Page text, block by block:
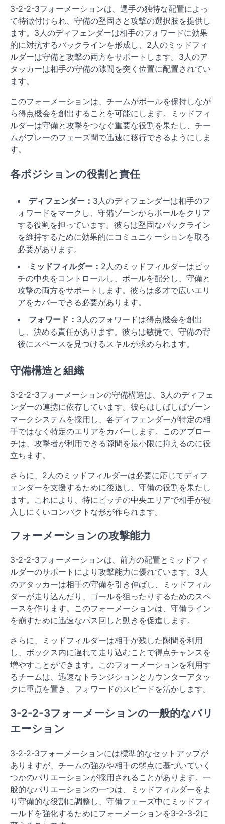
3-2-2-3フォーメーションは、選手の独特な配置によっ
て特徴付けられ、守備の堅固さと攻撃の選択肢を提供し
ます。3人のディフェンダーは相手のフォワードに効果
的に対抗するバックラインを形成し、2人のミッドフィ
ルダーは守備と攻撃の両方をサポートします。3人のア
タッカーは相手の守備の隙間を突く位置に配置されてい
ます。
このフォーメーションは、チームがボールを保持しなが
ら得点機会を創出することを可能にします。ミッドフィ
ルダーは守備と攻撃をつなぐ重要な役割を果たし、チー
ムがプレーのフェーズ間で迅速に移行できるようにしま
す。
各ポジションの役割と責任
ディフェンダー： 3人のディフェンダーは相手のフ
ォワードをマークし、守備ゾーンからボールをクリア
する役割を担っています。彼らは堅固なバックライン
を維持するために効果的にコミュニケーションを取る
必要があります。
ミッドフィルダー： 2人のミッドフィルダーはピッ
チの中央をコントロールし、ボールを配分し、守備と
攻撃の両方をサポートします。彼らは多才で広いエリ
アをカバーできる必要があります。
フォワード： 3人のフォワードは得点機会を創出
し、決める責任があります。彼らは敏捷で、守備の背
後にスペースを見つけるスキルが求められます。
守備構造と組織
3-2-2-3フォーメーションの守備構造は、3人のディフェ
ンダーの連携に依存しています。彼らはしばしばゾーン
マークシステムを採用し、各ディフェンダーが特定の相
手ではなく特定のエリアをカバーします。このアプロー
チは、攻撃者が利用できる隙間を最小限に抑えるのに役
立ちます。
さらに、2人のミッドフィルダーは必要に応じてディフ
ェンダーを支援するために後退し、守備の役割を果たし
ます。これにより、特にピッチの中央エリアで相手が侵
入しにくいコンパクトな形が作られます。
フォーメーションの攻撃能力
3-2-2-3フォーメーションは、前方の配置とミッドフィ
ルダーのサポートにより攻撃能力に優れています。3人
のアタッカーは相手の守備を引き伸ばし、ミッドフィル
ダーが走り込んだり、ゴールを狙ったりするためのスペ
ースを作ります。このフォーメーションは、守備ライン
を崩すために迅速なパス回しと動きを促進します。
さらに、ミッドフィルダーは相手が残した隙間を利用
し、ボックス内に遅れて走り込むことで得点チャンスを
増やすことができます。このフォーメーションを利用す
るチームは、迅速なトランジションとカウンターアタッ
クに重点を置き、フォワードのスピードを活かします。
3-2-2-3フォーメーションの一般的なバリ
エーション
3-2-2-3フォーメーションには標準的なセットアップが
ありますが、チームの強みや相手の弱点に基づいていく
つかのバリエーションが採用されることがあります。一
般的なバリエーションの一つは、ミッドフィルダーをよ
り守備的な役割に調整し、守備フェーズ中にミッドフィ
ールドを強化するためにフォーメーションを3-2-3-2に